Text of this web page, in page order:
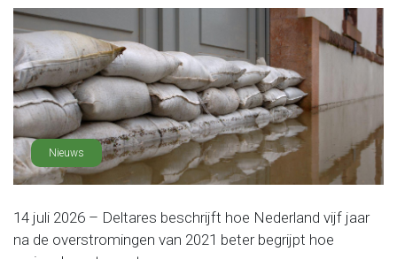
Nieuws
14 juli 2026 – Deltares beschrijft hoe Nederland vijf jaar
na de overstromingen van 2021 beter begrijpt hoe